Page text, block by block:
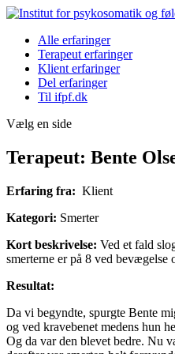
Alle erfaringer
Terapeut erfaringer
Klient erfaringer
Del erfaringer
Til ifpf.dk
Vælg en side
Terapeut: Bente
Erfaring fra: Klient
Kategori: Smerter
Kort beskrivelse: Ved et fald
smerterne er på 8 ved bevægelse
Resultat:
Da vi begyndte, spurgte Bente
og ved kravebenet medens hun
Og da var den blevet bedre. Nu